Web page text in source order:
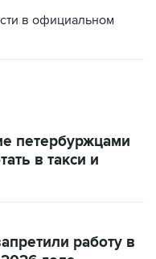
в официальном
петербуржцами
в такси и
работу в